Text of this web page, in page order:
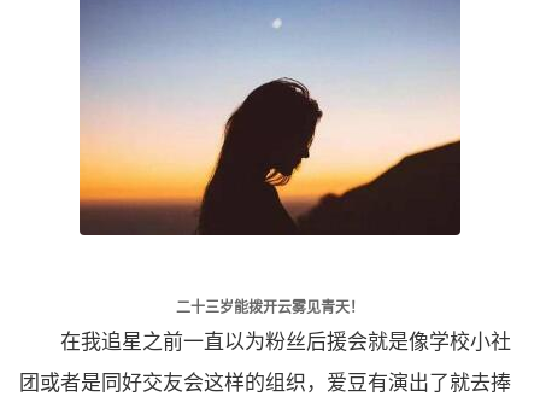
二十三岁能拨开云雾见青天！
在我追星之前一直以为粉丝后援会就是像学校小社
团或者是同好交友会这样的组织，爱豆有演出了就去捧